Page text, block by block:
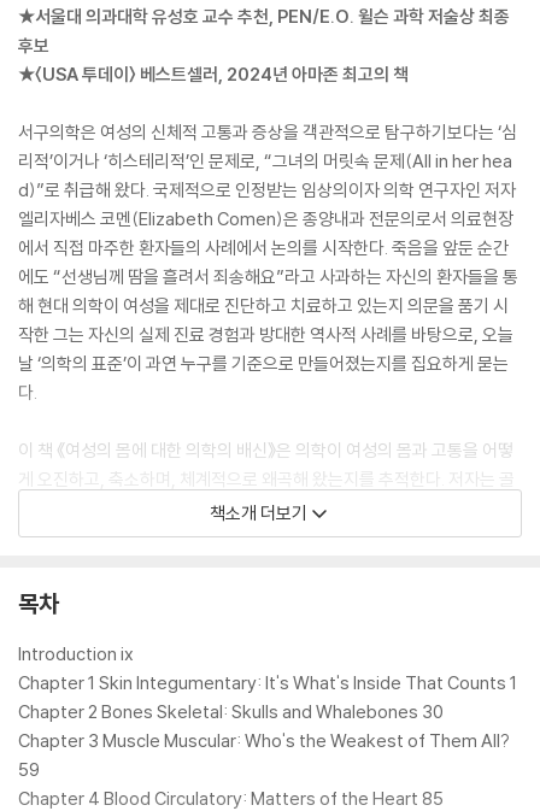
★서울대 의과대학 유성호 교수 추천, PEN/E.O. 윌슨 과학 저술상 최종
후보
★〈USA 투데이〉 베스트셀러, 2024년 아마존 최고의 책
서구의학은 여성의 신체적 고통과 증상을 객관적으로 탐구하기보다는 ‘심
리적’이거나 ‘히스테리적’인 문제로, “그녀의 머릿속 문제(All in her hea
d)”로 취급해 왔다. 국제적으로 인정받는 임상의이자 의학 연구자인 저자
엘리자베스 코멘(Elizabeth Comen)은 종양내과 전문의로서 의료현장
에서 직접 마주한 환자들의 사례에서 논의를 시작한다. 죽음을 앞둔 순간
에도 “선생님께 땀을 흘려서 죄송해요”라고 사과하는 자신의 환자들을 통
해 현대 의학이 여성을 제대로 진단하고 치료하고 있는지 의문을 품기 시
작한 그는 자신의 실제 진료 경험과 방대한 역사적 사례를 바탕으로, 오늘
날 ‘의학의 표준’이 과연 누구를 기준으로 만들어졌는지를 집요하게 묻는
다.
이 책 《여성의 몸에 대한 의학의 배신》은 의학이 여성의 몸과 고통을 어떻
게 오진하고, 축소하며, 체계적으로 왜곡해 왔는지를 추적한다. 저자는 골
격계·근육계·생식계 등 인체의 11개 기관계에 따라 질환과 사례들을 구성
하여 여성의 증상이 ‘과장’, ‘기분’, ‘불안’ 등 심인성으로 치부되어 온 과정을
위협하는 의료 결정으로 이어졌음을 구체적으로 밝힌다. 나아가 이는 개인
전반에 내재된 구조적 편향의 문제임을 명확히 짚는다. 의학사와 과학 저
널리즘, 젠더 이슈를 교차시키며 오늘날 의료 시스템의 맹점을 현재진행형
의 문제로 제기하는 이 책은, 건강과 질병의 문제가 곧 사회적 권력과 신뢰
의 문제임을 설득력 있게 보여준다.
Finalist for the 2025 PEN/E.O. Wilson Literary Science Writing A
책소개 더보기
목차
Introduction ix
Chapter 1 Skin Integumentary: It's What's Inside That Counts 1
Chapter 2 Bones Skeletal: Skulls and Whalebones 30
Chapter 3 Muscle Muscular: Who's the Weakest of Them All?
59
Chapter 4 Blood Circulatory: Matters of the Heart 85